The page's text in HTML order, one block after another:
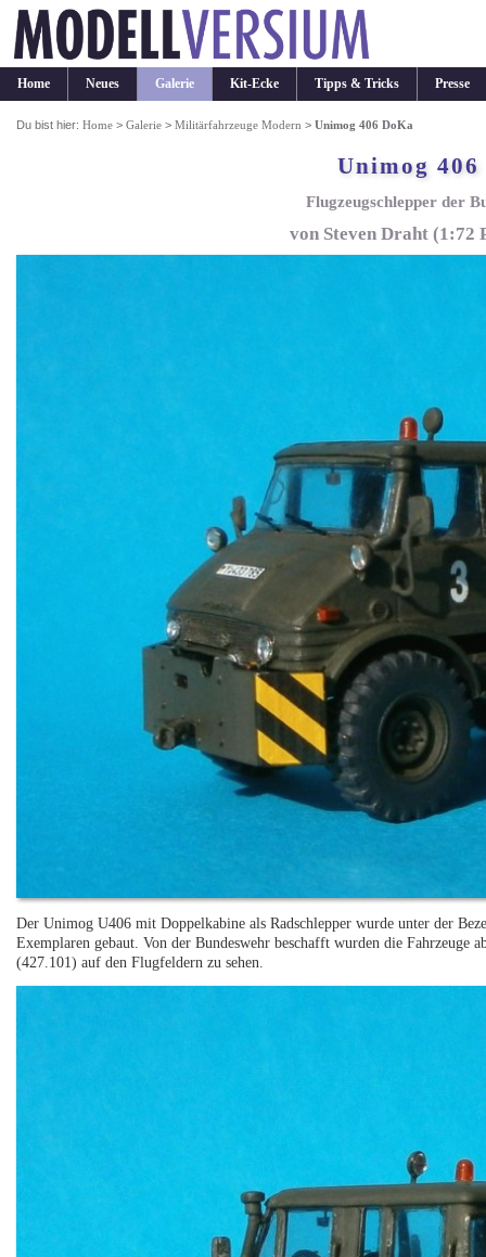
Home Neues Galerie Kit-Ecke Tipps & Tricks Presse
Du bist hier:Home >Galerie >Militärfahrzeuge Modern >Unimog 406 DoKa
Unimog 406
Flugzeugschlepper der
von Steven Draht (1:72
Der Unimog U406 mit Doppelkabine als Radschlepper wurde unter der
Exemplaren gebaut. Von der Bundeswehr beschafft wurden die
(427.101) auf den Flugfeldern zu sehen.